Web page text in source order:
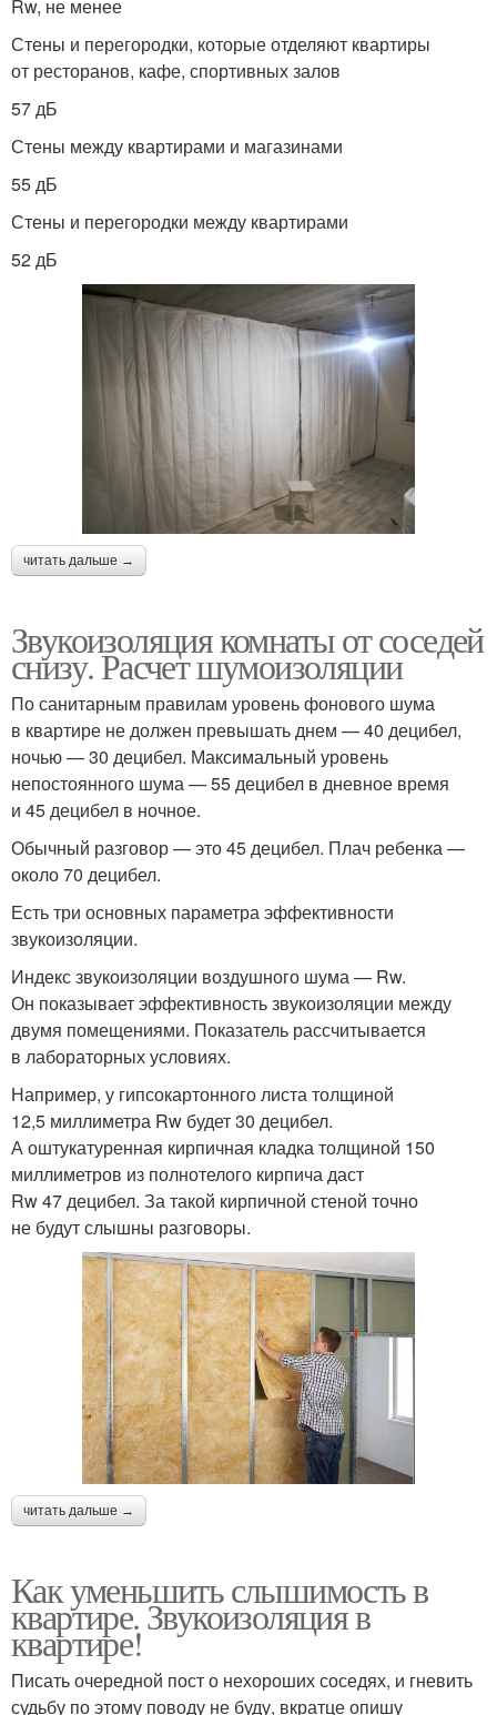
Rw, не менее
Стены и перегородки, которые отделяют квартиры
от ресторанов, кафе, спортивных залов
57 дБ
Стены между квартирами и магазинами
55 дБ
Стены и перегородки между квартирами
52 дБ
читать дальше →
Звукоизоляция комнаты от соседей
снизу. Расчет шумоизоляции
По санитарным правилам уровень фонового шума
в квартире не должен превышать днем — 40 децибел,
ночью — 30 децибел. Максимальный уровень
непостоянного шума — 55 децибел в дневное время
и 45 децибел в ночное.
Обычный разговор — это 45 децибел. Плач ребенка —
около 70 децибел.
Есть три основных параметра эффективности
звукоизоляции.
Индекс звукоизоляции воздушного шума — Rw.
Он показывает эффективность звукоизоляции между
двумя помещениями. Показатель рассчитывается
в лабораторных условиях.
Например, у гипсокартонного листа толщиной
12,5 миллиметра Rw будет 30 децибел.
А оштукатуренная кирпичная кладка толщиной 150
миллиметров из полнотелого кирпича даст
Rw 47 децибел. За такой кирпичной стеной точно
не будут слышны разговоры.
читать дальше →
Как уменьшить слышимость в
квартире. Звукоизоляция в
квартире!
Писать очередной пост о нехороших соседях, и гневить
судьбу по этому поводу не буду, вкратце опишу